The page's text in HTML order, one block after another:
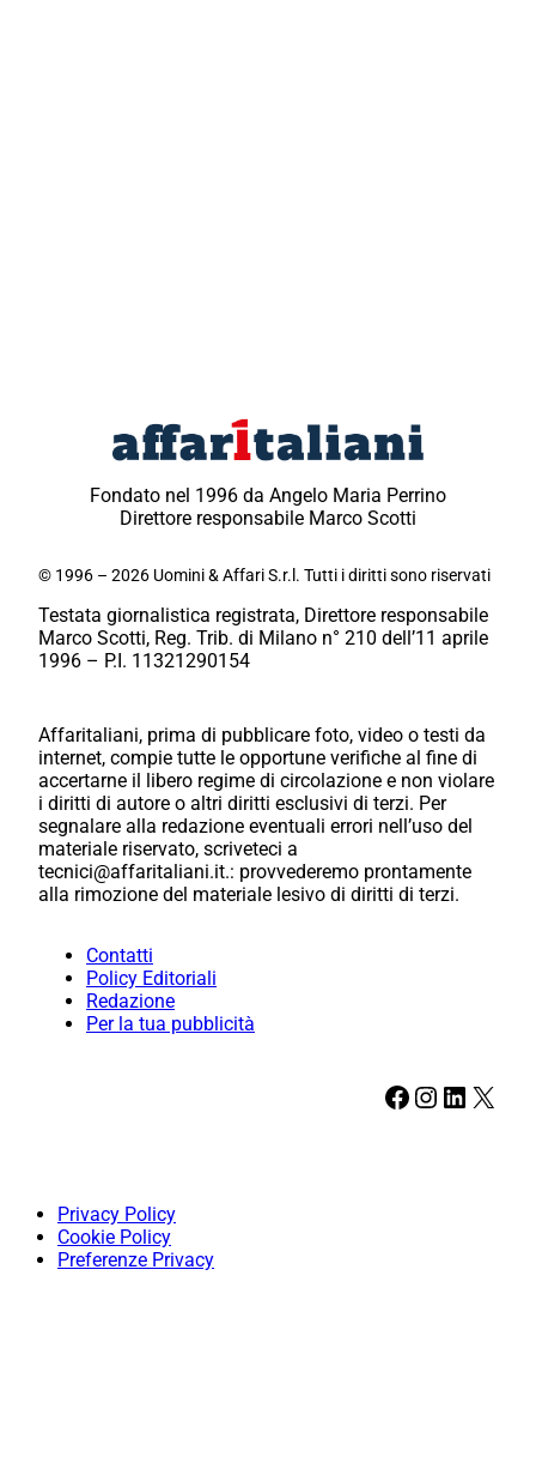
Fondato nel 1996 da Angelo Maria Perrino
Direttore responsabile Marco Scotti
© 1996 – 2026 Uomini & Affari S.r.l. Tutti i diritti sono riservati
Testata giornalistica registrata, Direttore responsabile
Marco Scotti, Reg. Trib. di Milano n° 210 dell’11 aprile
1996 – P.I. 11321290154
Affaritaliani, prima di pubblicare foto, video o testi da
internet, compie tutte le opportune verifiche al fine di
accertarne il libero regime di circolazione e non violare
i diritti di autore o altri diritti esclusivi di terzi. Per
segnalare alla redazione eventuali errori nell’uso del
materiale riservato, scriveteci a
tecnici@affaritaliani.it.: provvederemo prontamente
alla rimozione del materiale lesivo di diritti di terzi.
Contatti
Policy Editoriali
Redazione
Per la tua pubblicità
Facebook Instagram LinkedIn X
Privacy Policy
Cookie Policy
Preferenze Privacy